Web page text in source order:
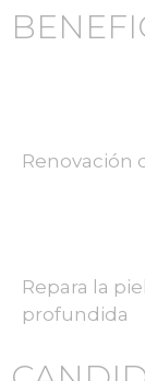
Renovación
Repara la
profundida